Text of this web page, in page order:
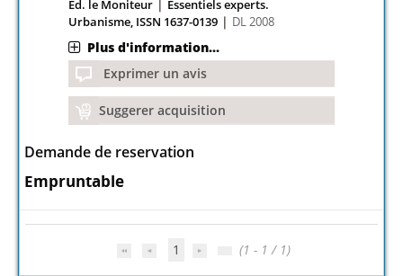
Éd. le Moniteur | Essentiels experts.
Urbanisme, ISSN 1637-0139 | DL 2008
Plus d'information...
Exprimer un avis
Suggerer acquisition
Demande de reservation
Empruntable
1 (1 - 1 / 1)